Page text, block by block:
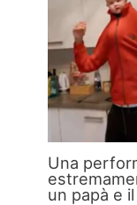
Una
un papà e